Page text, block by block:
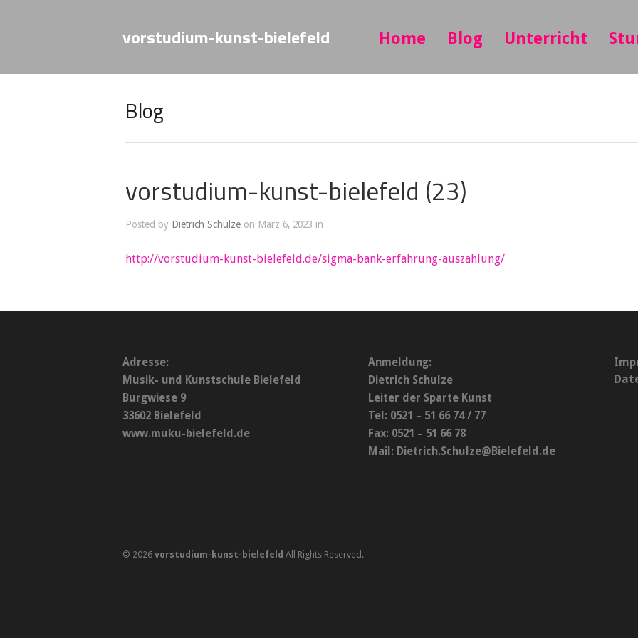
vorstudium-kunst-bielefeld Home Blog Unterricht
Blog
vorstudium-kunst-bielefeld (23)
Posted by Dietrich Schulze on März 6, 2023 in
http://vorstudium-kunst-bielefeld.de/sigma-bank-erfahrung-auszahlung/
Adresse:
Musik- und Kunstschule Bielefeld
Burgwiese 9
33602 Bielefeld
www.muku-bielefeld.de
Anmeldung:
Dietrich Schulze
Leiter der Sparte Kunst
Tel: 0521 – 51 66 74 / 77
Fax: 0521 – 51 66 78
Mail: Dietrich.Schulze@Bielefeld.de
© 2026 vorstudium-kunst-bielefeld All Rights Reserved.